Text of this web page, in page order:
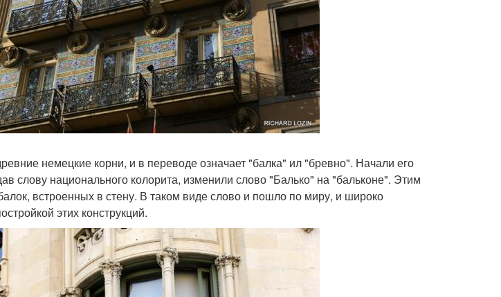
немецкие корни, и в переводе означает "балка" ил "бревно". Начали его
слову национального колорита, изменили слово "Балько" на "бальконе". Этим
встроенных в стену. В таком виде слово и пошло по миру, и широко
этих конструкций.